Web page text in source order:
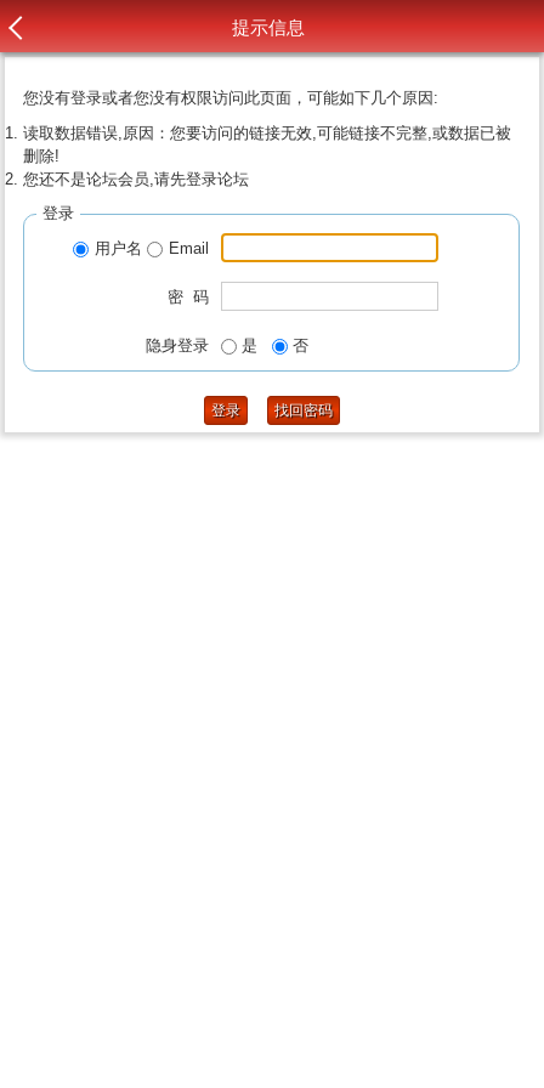
提示信息
您没有登录或者您没有权限访问此页面，可能如下几个原因:
读取数据错误,原因：您要访问的链接无效,可能链接不完整,或数据已被
删除!
您还不是论坛会员,请先登录论坛
登录
用户名
Email
密 码
隐身登录 是 否